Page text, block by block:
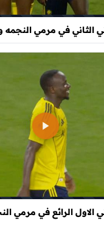
الثاني في مرمي النجمه
الرائع في مرمي